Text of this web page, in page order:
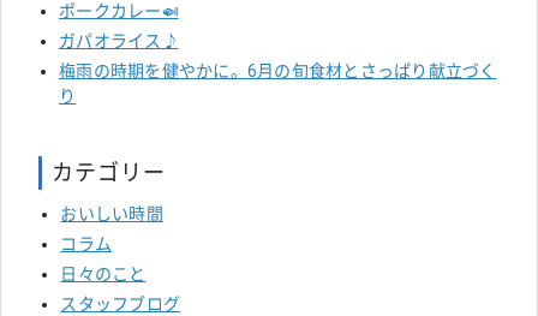
ポークカレー🍛
ガパオライス♪
梅雨の時期を健やかに。6月の旬食材とさっぱり献立づく
り
カテゴリー
おいしい時間
コラム
日々のこと
スタッフブログ